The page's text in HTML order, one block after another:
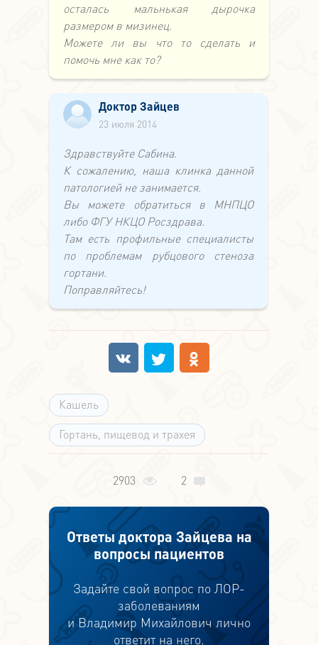
осталась мальнькая дырочка
размером в мизинец.
Можете ли вы что то сделать и
помочь мне как то?
Доктор Зайцев
23 июля 2014
Здравствуйте Сабина.
К сожалению, наша клинка данной
патологией не занимается.
Вы можете обратиться в МНПЦО
либо ФГУ НКЦО Росздрава.
Там есть профильные специалисты
по проблемам рубцового стеноза
гортани.
Поправляйтесь!
Кашель
Гортань, пищевод и трахея
2903 2
Ответы доктора Зайцева на
вопросы пациентов
Задайте свой вопрос по ЛОР-
заболеваниям
и Владимир Михайлович лично
ответит на него.